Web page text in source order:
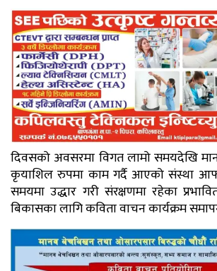
दिवसको अवसरमा विगत लामो समयदेखि
कृयाशिल रुपमा काम गर्दै आएको संस्था
समयमा उद्धार गरी संरक्षणमा रहेका
बिकासका लागि कविता वाचन कार्यक्रम